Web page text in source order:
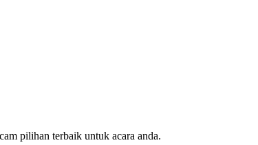
pilihan terbaik untuk acara anda.